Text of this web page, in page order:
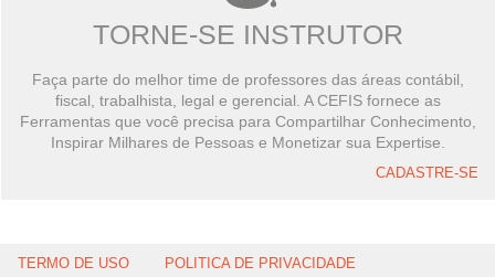
TORNE-SE INSTRUTOR
Faça parte do melhor time de professores das áreas contábil,
fiscal, trabalhista, legal e gerencial. A CEFIS fornece as
Ferramentas que você precisa para Compartilhar Conhecimento,
Inspirar Milhares de Pessoas e Monetizar sua Expertise.
CADASTRE-SE
TERMO DE USO POLITICA DE PRIVACIDADE